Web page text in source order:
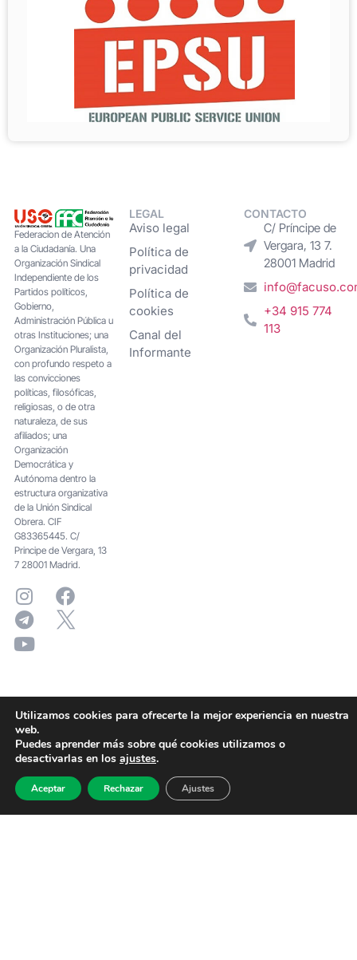
Federacion de Atención
a la Ciudadanía. Una
Organización Sindical
Independiente de los
Partidos políticos,
Gobierno,
Administración Pública u
otras Instituciones; una
Organización Pluralista,
con profundo respeto a
las convicciones
políticas, filosóficas,
religiosas, o de otra
naturaleza, de sus
afiliados; una
Organización
Democrática y
Autónoma dentro la
estructura organizativa
de la Unión Sindical
Obrera. CIF
G83365445. C/
Principe de Vergara, 13
7 28001 Madrid.
LEGAL
Aviso legal
Política de
privacidad
Política de
cookies
Canal del
Informante
CONTACTO
C/ Príncipe de
Vergara, 13 7.
28001 Madrid
+34 915 774
113
Utilizamos cookies para ofrecerte la mejor experiencia en nuestra
web.
Puedes aprender más sobre qué cookies utilizamos o
desactivarlas en los ajustes.
Aceptar Rechazar Ajustes